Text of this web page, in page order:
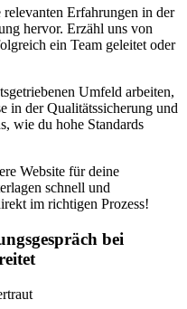
relevanten Erfahrungen in der
hervor. Erzähl uns von
ein Team geleitet oder
Umfeld arbeiten,
in der Qualitätssicherung und
wie du hohe Standards
Website für deine
schnell und
im richtigen Prozess!
bei